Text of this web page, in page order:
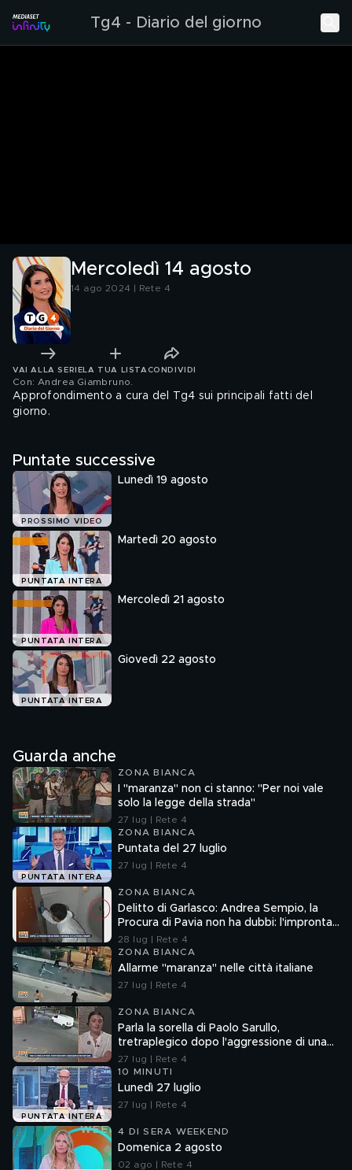
Tg4 - Diario del giorno
Mercoledì 14 agosto
14 ago 2024 | Rete 4
VAI ALLA SERIE LA TUA LISTA CONDIVIDI
Con: Andrea Giambruno
Approfondimento a cura del Tg4 sui principali fatti del
giorno.
Puntate successive
PROSSIMO VIDEO
Lunedì 19 agosto
PUNTATA INTERA
Martedì 20 agosto
PUNTATA INTERA
Mercoledì 21 agosto
PUNTATA INTERA
Giovedì 22 agosto
Guarda anche
ZONA BIANCA
I "maranza" non ci stanno: "Per noi vale
solo la legge della strada"
27 lug | Rete 4
PUNTATA INTERA
ZONA BIANCA
Puntata del 27 luglio
27 lug | Rete 4
ZONA BIANCA
Delitto di Garlasco: Andrea Sempio, la
Procura di Pavia non ha dubbi: l'impronta
33 è la pistola fumante
28 lug | Rete 4
ZONA BIANCA
Allarme "maranza" nelle città italiane
27 lug | Rete 4
ZONA BIANCA
Parla la sorella di Paolo Sarullo,
tretraplegico dopo l'aggressione di una
baby gang
27 lug | Rete 4
PUNTATA INTERA
10 MINUTI
Lunedì 27 luglio
27 lug | Rete 4
4 DI SERA WEEKEND
Domenica 2 agosto
02 ago | Rete 4